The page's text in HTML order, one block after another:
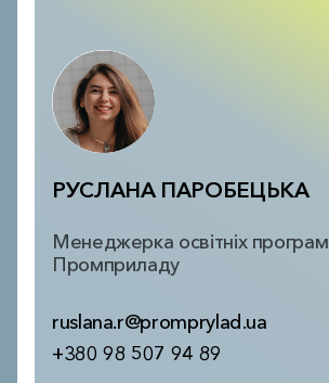
РУСЛАНА ПАРОБЕЦЬКА
Менеджерка освітніх програм
Промприладу
ruslana.r@promprylad.ua
+380 98 507 94 89